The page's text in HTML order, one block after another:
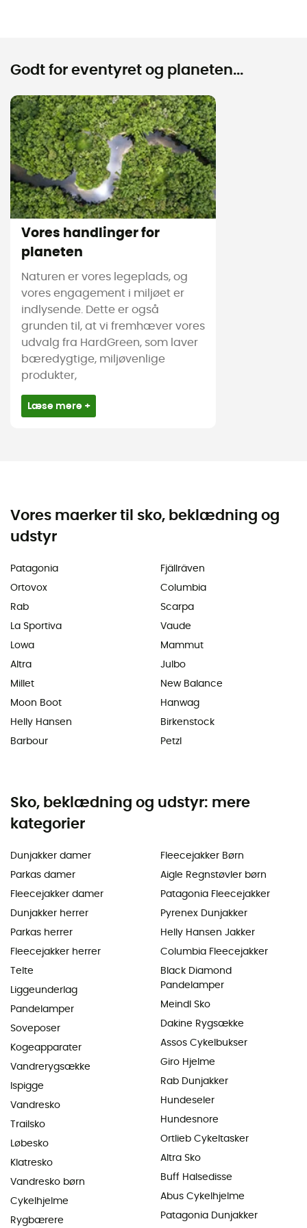
Godt for eventyret og planeten...
Vores handlinger for
planeten
Naturen er vores legeplads, og
vores engagement i miljøet er
indlysende. Dette er også
grunden til, at vi fremhæver vores
udvalg fra HardGreen, som laver
bæredygtige, miljøvenlige
produkter,
Læse mere +
Vores maerker til sko, beklædning og
udstyr
Patagonia
Ortovox
Rab
La Sportiva
Lowa
Altra
Millet
Moon Boot
Helly Hansen
Barbour
Fjällräven
Columbia
Scarpa
Vaude
Mammut
Julbo
New Balance
Hanwag
Birkenstock
Petzl
Sko, beklædning og udstyr: mere
kategorier
Dunjakker damer
Parkas damer
Fleecejakker damer
Dunjakker herrer
Parkas herrer
Fleecejakker herrer
Telte
Liggeunderlag
Pandelamper
Soveposer
Kogeapparater
Vandrerygsække
Ispigge
Vandresko
Trailsko
Løbesko
Klatresko
Vandresko børn
Cykelhjelme
Rygbærere
Fleecejakker Børn
Aigle Regnstøvler børn
Patagonia Fleecejakker
Pyrenex Dunjakker
Helly Hansen Jakker
Columbia Fleecejakker
Black Diamond
Pandelamper
Meindl Sko
Dakine Rygsække
Assos Cykelbukser
Giro Hjelme
Rab Dunjakker
Hundeseler
Hundesnore
Ortlieb Cykeltasker
Altra Sko
Buff Halsedisse
Abus Cykelhjelme
Patagonia Dunjakker